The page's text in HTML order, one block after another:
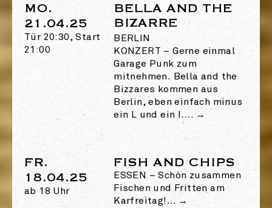
MO.
21.04.25
Tür 20:30, Start
21:00
BELLA AND THE
BIZARRE
BERLIN
KONZERT –Gerne einmal
Garage Punk zum
mitnehmen. Bella and the
Bizzares kommen aus
Berlin, eben einfach minus
ein L und ein I.… →
FR.
18.04.25
ab 18 Uhr
FISH AND CHIPS
ESSEN –Schön zusammen
Fischen und Fritten am
Karfreitag!… →